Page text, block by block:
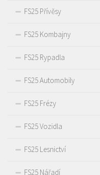
FS25 Přívěsy
FS25 Kombajny
FS25 Rypadla
FS25 Automobily
FS25 Frézy
FS25 Vozidla
FS25 Lesnictví
FS25 Nářadí